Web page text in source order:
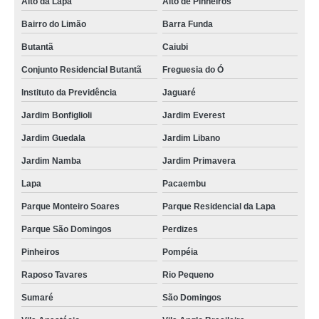
quanto custa conserto maquina lavar roupa Aclimação
quanto custa conserto maquina lavar brastemp Zona Norte
conserto de maquina de lavar brastemp Vila Leopoldina
conserto em maquina de lavar valor vila romero
quanto custa conserto de maquina de lavar av casa verde
conserto maquina lavar roupa valor Higienópolis
conserto maquina lavar brastemp valor Jardim São Paulo
conserto de maquina de lavar roupa parque peruche
conserto maquina de lavar roupa orçamento Pacaembu
preço de conserto de maquina de lavar Tucuruvi
conserto maquina lavar brastemp valor Zona oeste
conserto maquina lavar roupa orçamento vila ester
Bairro do Limão Barra Funda
Butantã Caiubi
Conjunto Residencial Butantã Freguesia do Ó
Instituto da Previdência Jaguaré
Jardim Bonfiglioli Jardim Everest
Jardim Guedala Jardim Libano
Jardim Namba Jardim Primavera
Lapa Pacaembu
Parque Monteiro Soares Parque Residencial da Lapa
Parque São Domingos Perdizes
Pinheiros Pompéia
Raposo Tavares Rio Pequeno
Sumaré São Domingos